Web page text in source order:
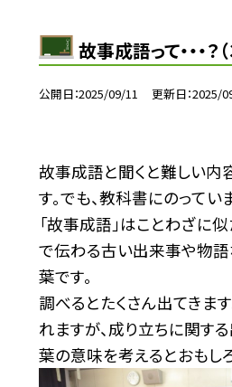
故事成語って・・・？（
公開日 2025/09/11 更新日 2025/
故事成語と聞くと難しい内
す。でも、教科書にのってい
「故事成語」はことわざに
で伝わる古い出来事や物
葉です。
調べるとたくさん出てきま
れますが、成り立ちに関す
葉の意味を考えるとおもし